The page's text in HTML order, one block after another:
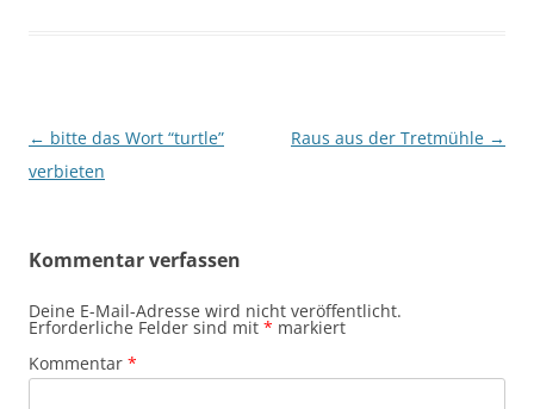
Beitragsnavigation
← bitte das Wort “turtle”
verbieten
Raus aus der Tretmühle →
Kommentar verfassen
Deine E-Mail-Adresse wird nicht veröffentlicht.
Erforderliche Felder sind mit * markiert
Kommentar *